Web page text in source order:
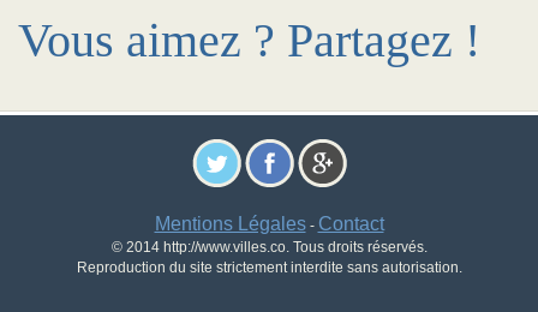
Vous aimez ? Partagez !
Mentions Légales- Contact
© 2014 http://www.villes.co. Tous droits réservés.
Reproduction du site strictement interdite sans autorisation.